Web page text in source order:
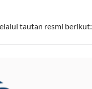
tautan resmi berikut: